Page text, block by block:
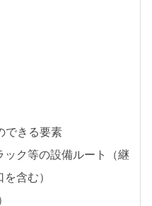
できる要素
ック等の設備ルート（継
含む）